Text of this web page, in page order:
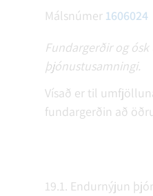
Málsnúmer 1606024
Fundargerðir og
þjónustusamningi.
Vísað er til
fundargerðin að
19.1. Endurnýjun